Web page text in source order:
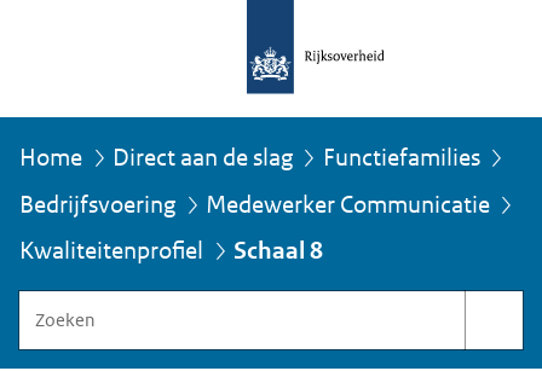
U
bevindt
hier:
Home Direct aan de slag
Functiefamilies
Bedrijfsvoering
Medewerker Communicatie
Kwaliteitenprofiel
Schaal 8
binnen
Functiegebouw